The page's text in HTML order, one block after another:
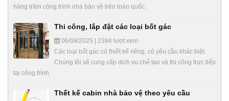
hàng trăm công trình nhà bảo vệ trên toàn quốc.
Thi công, lắp đặt các loại bốt gác
06/09/2025 | 2394 lượt xem
Các loại bốt gác có thiết kế riêng, có yêu cầu khác biệt.
Chúng tôi sẽ cung cấp dịch vụ chế tạo và thi công trực tiếp
tại công trình.
Thết kế cabin nhà bảo vệ theo yêu cầu